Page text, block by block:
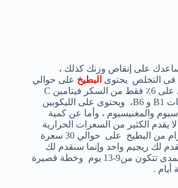
على إنقاص وزنك كذلك ،
التخلص يحتوى البطيخ على حوالي
على 6٪ فقط من السكر فيتامين C
B1 و B6 ، ويحتوى على الليكوبين
و المغنيسيوم ، وأما عن كمية
لا يقدم الكثير من السعرات الحرارية
من البطيخ على حوالي 30
سعرة
لك ريجيم واحد وإنما سنقدم لك
تتكون من9-13 يوم وخطة قصيرة
.